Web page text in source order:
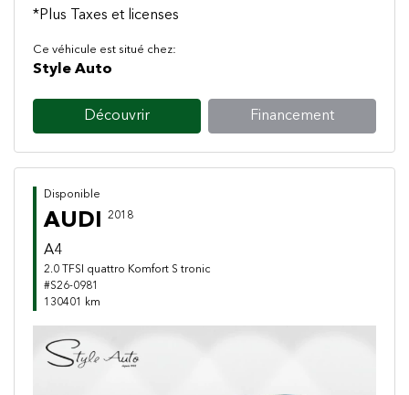
*Plus Taxes et licenses
Ce véhicule est situé chez:
Style Auto
Découvrir Financement
Disponible
AUDI 2018
A4
2.0 TFSI quattro Komfort S tronic
#S26-0981
130401 km